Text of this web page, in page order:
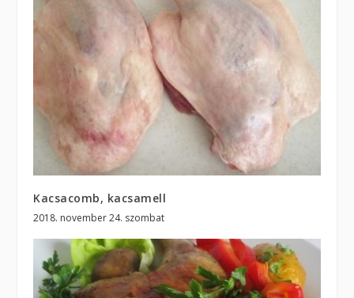
Kacsacomb, kacsamell
2018. november 24. szombat